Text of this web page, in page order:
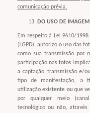
comunicação prévia.
DO USO DE IMAGEM
Em respeito à Lei 9610/
(LGPD), autorizo o uso das
como sua transmissão por
participação nas fotos
a captação, transmissão e/
tipo de manifestação, a
utilização existente ou que
por qualquer meio
tecnológico ou não,